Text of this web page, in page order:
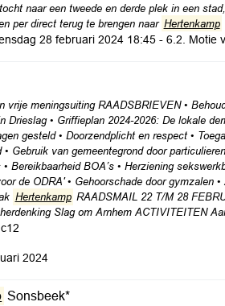
naar een tweede en derde plek in een
per direct terug te brengen naar Hertenkamp
28 februari 2024 18:45 - 6.2.
vrije meningsuiting RAADSBRIEVEN •
Drieslag • Griffieplan 2024-2026: De lokale
gesteld • Doorzendplicht en respect •
Gebruik van gemeentegrond door
Bereikbaarheid BOA’s • Herziening
de ODRA' • Gehoorschade door
Hertenkamp RAADSMAIL 22 T/M 28
Slag om Arnhem ACTIVITEITEN
2024
Sonsbeek*